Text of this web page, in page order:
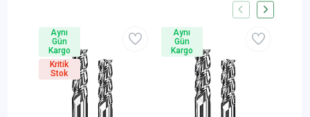
Aynı
Gün
Kargo
Kritik
Stok
Aynı
Gün
Kargo